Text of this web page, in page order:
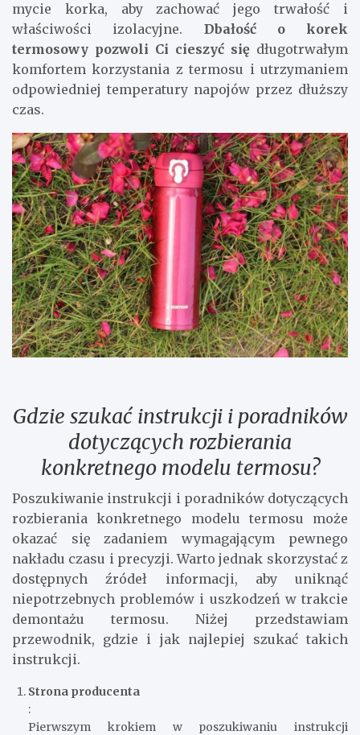
mycie korka, aby zachować jego trwałość i
właściwości izolacyjne. Dbałość o korek
termosowy pozwoli Ci cieszyć się długotrwałym
komfortem korzystania z termosu i utrzymaniem
odpowiedniej temperatury napojów przez dłuższy
czas.
Gdzie szukać instrukcji i poradników
dotyczących rozbierania
konkretnego modelu termosu?
Poszukiwanie instrukcji i poradników dotyczących
rozbierania konkretnego modelu termosu może
okazać się zadaniem wymagającym pewnego
nakładu czasu i precyzji. Warto jednak skorzystać z
dostępnych źródeł informacji, aby uniknąć
niepotrzebnych problemów i uszkodzeń w trakcie
demontażu termosu. Niżej przedstawiam
przewodnik, gdzie i jak najlepiej szukać takich
instrukcji.
Strona producenta
:
Pierwszym krokiem w poszukiwaniu instrukcji